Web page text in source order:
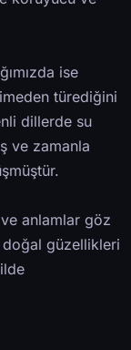
ise
türediğini
dillerde su
ve zamanla
anlamlar göz
doğal güzellikleri